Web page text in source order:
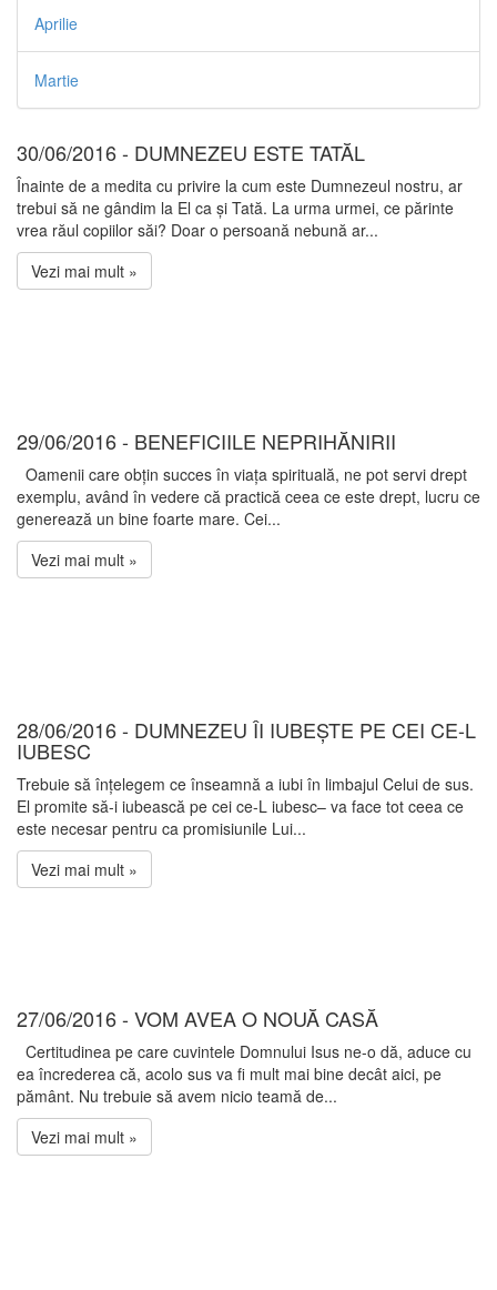
Aprilie
Martie
30/06/2016 - DUMNEZEU ESTE TATĂL
Înainte de a medita cu privire la cum este Dumnezeul nostru, ar
trebui să ne gândim la El ca și Tată. La urma urmei, ce părinte
vrea răul copiilor săi? Doar o persoană nebună ar...
Vezi mai mult »
29/06/2016 - BENEFICIILE NEPRIHĂNIRII
Oamenii care obțin succes în viața spirituală, ne pot servi drept
exemplu, având în vedere că practică ceea ce este drept, lucru ce
generează un bine foarte mare. Cei...
Vezi mai mult »
28/06/2016 - DUMNEZEU ÎI IUBEȘTE PE CEI CE-L
IUBESC
Trebuie să înțelegem ce înseamnă a iubi în limbajul Celui de sus.
El promite să-i iubească pe cei ce-L iubesc– va face tot ceea ce
este necesar pentru ca promisiunile Lui...
Vezi mai mult »
27/06/2016 - VOM AVEA O NOUĂ CASĂ
Certitudinea pe care cuvintele Domnului Isus ne-o dă, aduce cu
ea încrederea că, acolo sus va fi mult mai bine decât aici, pe
pământ. Nu trebuie să avem nicio teamă de...
Vezi mai mult »